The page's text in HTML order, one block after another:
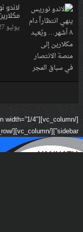
يوليو 27, 2026
sidebar”][/vc_column][/vc_row]